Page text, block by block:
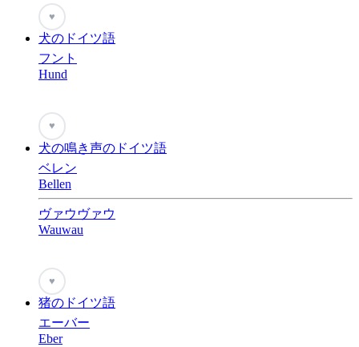
♥
犬のドイツ語
フント
Hund
♥
犬の鳴き声のドイツ語
ベレン
Bellen
ヴァウヴァウ
Wauwau
♥
猪のドイツ語
エーバー
Eber